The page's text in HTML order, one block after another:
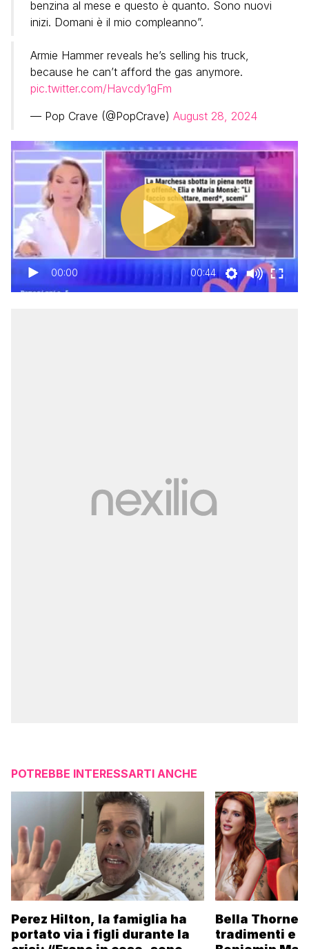
benzina al mese e questo è quanto. Sono nuovi
inizi. Domani è il mio compleanno”.
Armie Hammer reveals he’s selling his truck,
because he can’t afford the gas anymore.
pic.twitter.com/Havcdy1gFm
— Pop Crave (@PopCrave) August 28, 2024
00:00 00:44
POTREBBE INTERESSARTI ANCHE
Perez Hilton, la famiglia ha
portato via i figli durante la
Bella Thorne
tradimenti e